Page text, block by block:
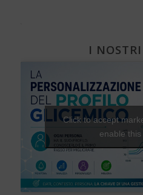
I
Click to accept
enable